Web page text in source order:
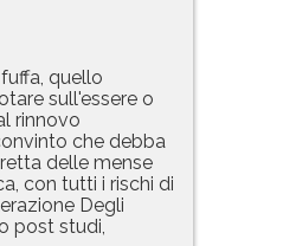
quello
sull'essere o
rinnovo
che debba
delle mense
con tutti i rischi di
Degli
post studi,